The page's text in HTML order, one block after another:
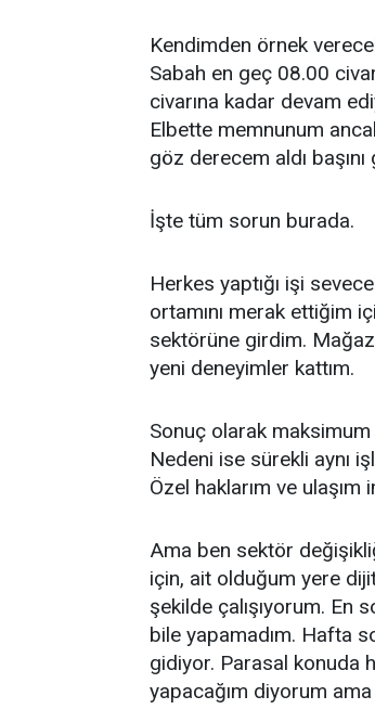
Kendimden örnek
Sabah en geç 08.00
civarına kadar devam
Elbette memnunum
göz derecem aldı başını
İşte tüm sorun burada.
Herkes yaptığı işi
ortamını merak ettiğim
sektörüne girdim.
yeni deneyimler kattım.
Sonuç olarak
Nedeni ise sürekli aynı
Özel haklarım ve
Ama ben sektör
için, ait olduğum yere
şekilde çalışıyorum. En
bile yapamadım. Hafta
gidiyor. Parasal konuda
yapacağım diyorum